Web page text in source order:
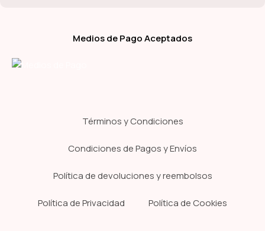
Medios de Pago Aceptados
Términos y Condiciones
Condiciones de Pagos y Envíos
Política de devoluciones y reembolsos
Política de Privacidad Política de Cookies